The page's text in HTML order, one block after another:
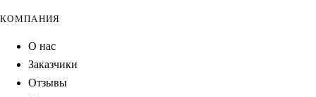
КОМПАНИЯ
О нас
Заказчики
Отзывы